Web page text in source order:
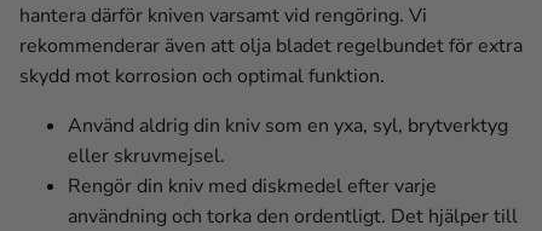
hantera därför kniven varsamt vid rengöring. Vi
rekommenderar även att olja bladet regelbundet för extra
skydd mot korrosion och optimal funktion.
Använd aldrig din kniv som en yxa, syl, brytverktyg
eller skruvmejsel.
Rengör din kniv med diskmedel efter varje
användning och torka den ordentligt. Det hjälper till